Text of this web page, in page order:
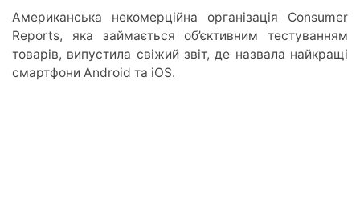
Американська некомерційна організація Consumer
Reports, яка займається об’єктивним тестуванням
товарів, випустила свіжий звіт, де назвала найкращі
смартфони Android та iOS.